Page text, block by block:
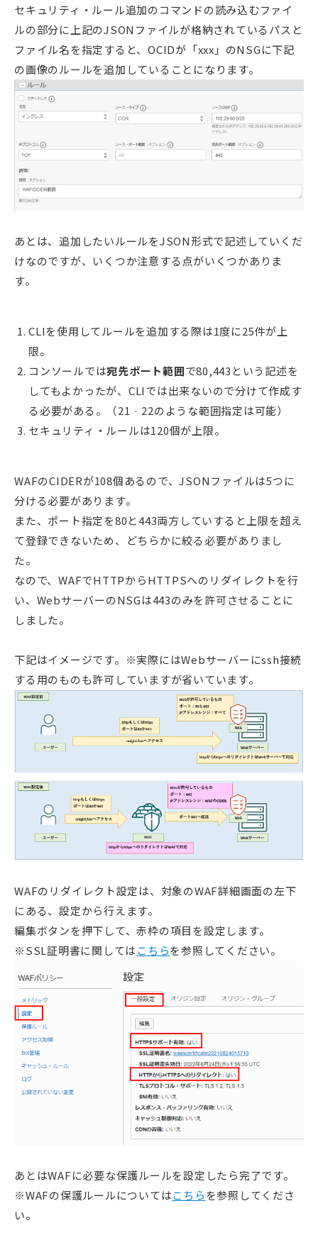
セキュリティ・ルール追加のコマンドの読み込むファイ
ルの部分に上記のJSONファイルが格納されているパスと
ファイル名を指定すると、OCIDが「xxx」のNSGに下記
の画像のルールを追加していることになります。
あとは、追加したいルールをJSON形式で記述していくだ
けなのですが、いくつか注意する点がいくつかありま
す。
CLIを使用してルールを追加する際は1度に25件が上
限。
コンソールでは宛先ポート範囲で80,443という記述を
してもよかったが、CLIでは出来ないので分けて作成す
る必要がある。（21‐22のような範囲指定は可能）
セキュリティ・ルールは120個が上限。
WAFのCIDERが108個あるので、JSONファイルは5つに
分ける必要があります。
また、ポート指定を80と443両方していすると上限を超え
て登録できないため、どちらかに絞る必要がありまし
た。
なので、WAFでHTTPからHTTPSへのリダイレクトを行
い、WebサーバーのNSGは443のみを許可させることに
しました。
下記はイメージです。※実際にはWebサーバーにssh接続
する用のものも許可していますが省いています。
WAFのリダイレクト設定は、対象のWAF詳細画面の左下
にある、設定から行えます。
編集ボタンを押下して、赤枠の項目を設定します。
※SSL証明書に関してはこちらを参照してください。
あとはWAFに必要な保護ルールを設定したら完了です。
※WAFの保護ルールについてはこちらを参照してくださ
い。